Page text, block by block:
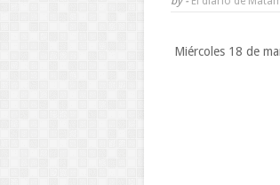
Miércoles 18 de